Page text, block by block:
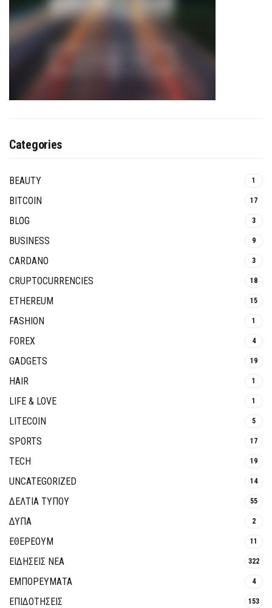
Categories
BEAUTY 1
BITCOIN 17
BLOG 3
BUSINESS 9
CARDANO 3
CRUPTOCURRENCIES 18
ETHEREUM 15
FASHION 1
FOREX 4
GADGETS 19
HAIR 1
LIFE & LOVE 1
LITECOIN 5
SPORTS 17
TECH 19
UNCATEGORIZED 14
ΔΕΛΤΙΑ ΤΥΠΟΥ 55
ΔΥΠΑ 2
ΕΘΈΡΕΟΥΜ 11
ΕΙΔΗΣΕΙΣ ΝΕΑ 322
ΕΜΠΟΡΕΥΜΑΤΑ 4
ΕΠΙΔΟΤΗΣΕΙΣ 153